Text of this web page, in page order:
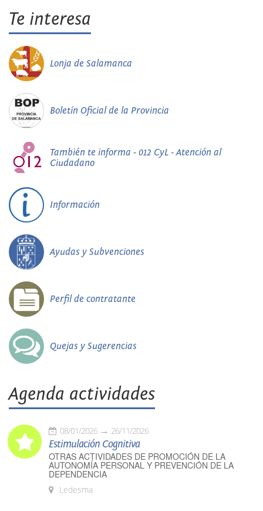
Te interesa
Lonja de Salamanca
Boletín Oficial de la Provincia
También te informa - 012 CyL - Atención al
Ciudadano
Información
Ayudas y Subvenciones
Perfil de contratante
Quejas y Sugerencias
Agenda actividades
08/01/2026 26/11/2026
Estimulación Cognitiva
OTRAS ACTIVIDADES DE PROMOCIÓN DE LA
AUTONOMÍA PERSONAL Y PREVENCIÓN DE LA
DEPENDENCIA
Ledesma